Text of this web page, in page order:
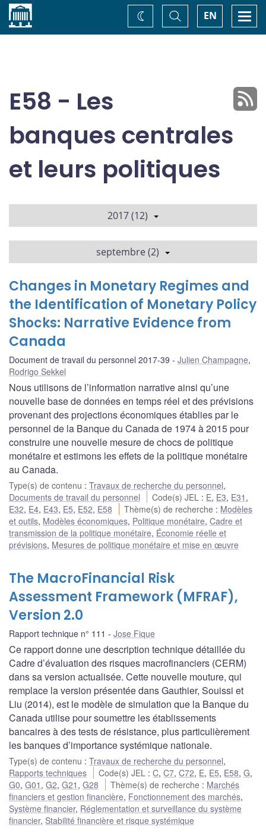
Accueil EN
Basculer
la
recherche
Changez
de
E58 - Les
banques centrales
et leurs politiques
2017 (12)
septembre (2)
Changes in Monetary Regimes and
the Identification of Monetary Policy
Shocks: Narrative Evidence from
Canada
Document de travail du personnel 2017-39 Julien Champagne,
Rodrigo Sekkel
Nous utilisons de l’information narrative ainsi qu’une
nouvelle base de données en temps réel et des prévisions
provenant des projections économiques établies par le
personnel de la Banque du Canada de 1974 à 2015 pour
construire une nouvelle mesure de chocs de politique
monétaire et estimons les effets de la politique monétaire
au Canada.
Type(s) de contenu : Travaux de recherche du personnel,
Documents de travail du personnel
Code(s) JEL : E, E3, E31 ,
E32, E4, E43, E5, E52, E58 Thème(s) de recherche : Modèles
et outils, Modèles économiques, Politique monétaire, Cadre et
transmission de la politique monétaire, Économie réelle et
prévisions, Mesures de politique monétaire et mise en œuvre
The MacroFinancial Risk
Assessment Framework (MFRAF),
Version 2.0
Rapport technique n° 111 Jose Fique
Ce rapport donne une description technique détaillée du
Cadre d’évaluation des risques macrofinanciers (CERM)
dans sa version actualisée. Cette nouvelle mouture, qui
remplace la version présentée dans Gauthier, Souissi et
Liu (2014), est le modèle de simulation que la Banque du
Canada utilise pour soumettre les établissements
bancaires à des tests de résistance, plus particulièrement
les banques d’importance systémique nationale.
Type(s) de contenu : Travaux de recherche du personnel,
Rapports techniques
Code(s) JEL :C,C7,C72, E, E5, E58,G,
G0, G01 , G2, G21 , G28 Thème(s) de recherche : Marchés
financiers et gestion financière, Fonctionnement des marchés,
Système financier, Réglementation et surveillance du système
financier, Stabilité financière et risque systémique